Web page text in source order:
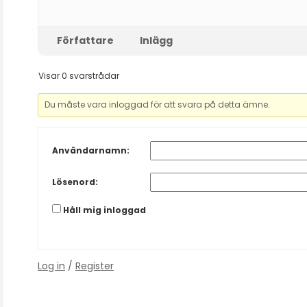
Författare Inlägg
Visar 0 svarstrådar
Du måste vara inloggad för att svara på detta ämne.
Användarnamn:
Lösenord:
Håll mig inloggad
Log in / Register